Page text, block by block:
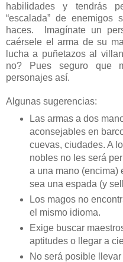
habilidades y tendrás
“escalada” de
haces. Imagínate un
caérsele el arma de su
lucha a puñetazos al
no? Pues seguro que
personajes así.
Algunas sugerencias:
Las armas a dos
aconsejables en
cuevas, ciudades. A
nobles no les será
a una mano (encima)
sea una espada (y
Los magos no
el mismo idioma.
Exige buscar
aptitudes o llegar a
No será posible